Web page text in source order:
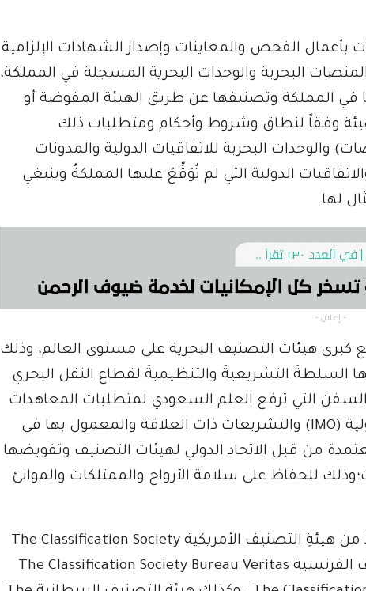
الفحص والمعاينات وإصدار الشهادات الإلزامية
البحرية والوحدات البحرية المسجلة في المملكة،
المملكة وتصنيفها عن طريق الهيئة المفوضة أو
وفقاً لنطاق وشروط وأحكام ومتطلبات ذلك
البحرية للاتفاقيات الدولية والمدونات
الدولية التي لم تُوَقِّعْ عليها المملكةُ وينبغي
لها.
- إعلان -
المُوَقَّعَةِ 6 اتفاقياتٍ مع كبرى هيئات التصنيف البحرية على مستوى العالم، وذلك
السلطةَ التشريعيةَ والتنظيميةَ لقطاع النقل البحري
التي ترفع العلم السعودي لمتطلبات المعاهدات
والاتفاقيات وما يصدرُ من المنظمة البحرية لدولية (IMO) والتشريعات ذات العلاقة والمعمول بها في
من قبل الاتحاد الدولي لهيئات التصنيف وتفويضها
للحفاظ على سلامة الأرواح والممتلكات والموانئ
وتشملُ قائمةُ هذه الهيئاتِ البحريةِ الدولية، كلاً من هيئةِ التصنيف الأمريكية The Classification Society
American Bureau of Shipping ، وهيئةِ التصنيف الفرنسية The Classification Society Bureau Veritas